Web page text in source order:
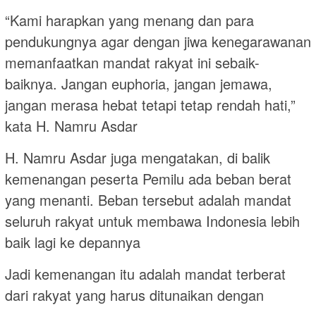
“Kami harapkan yang menang dan para
pendukungnya agar dengan jiwa kenegarawanan
memanfaatkan mandat rakyat ini sebaik-
baiknya. Jangan euphoria, jangan jemawa,
jangan merasa hebat tetapi tetap rendah hati,”
kata H. Namru Asdar
H. Namru Asdar juga mengatakan, di balik
kemenangan peserta Pemilu ada beban berat
yang menanti. Beban tersebut adalah mandat
seluruh rakyat untuk membawa Indonesia lebih
baik lagi ke depannya
Jadi kemenangan itu adalah mandat terberat
dari rakyat yang harus ditunaikan dengan